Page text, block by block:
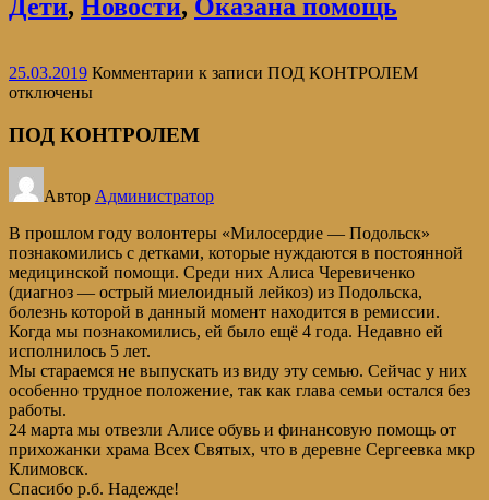
Дети, Новости, Оказана помощь
25.03.2019 Комментарии к записи ПОД КОНТРОЛЕМ
отключены
ПОД КОНТРОЛЕМ
Автор Администратор
В прошлом году волонтеры «Милосердие — Подольск»
познакомились с детками, которые нуждаются в постоянной
медицинской помощи. Среди них Алиса Черевиченко
(диагноз — острый миелоидный лейкоз) из Подольска,
болезнь которой в данный момент находится в ремиссии.
Когда мы познакомились, ей было ещё 4 года. Недавно ей
исполнилось 5 лет.
Мы стараемся не выпускать из виду эту семью. Сейчас у них
особенно трудное положение, так как глава семьи остался без
работы.
24 марта мы отвезли Алисе обувь и финансовую помощь от
прихожанки храма Всех Святых, что в деревне Сергеевка мкр
Климовск.
Спасибо р.б. Надежде!